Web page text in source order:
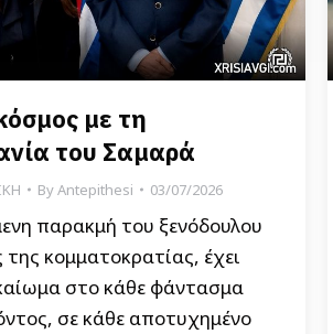
με τη
του Σαμαρά
ByAntepithesi 03/07/2026
παρακμή του ξενόδουλου
κομματοκρατίας, έχει
στο κάθε φάντασμα
σε κάθε αποτυχημένο